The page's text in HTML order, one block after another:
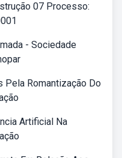
07 Processo:
- Sociedade
Pela Romantização Do
Artificial Na